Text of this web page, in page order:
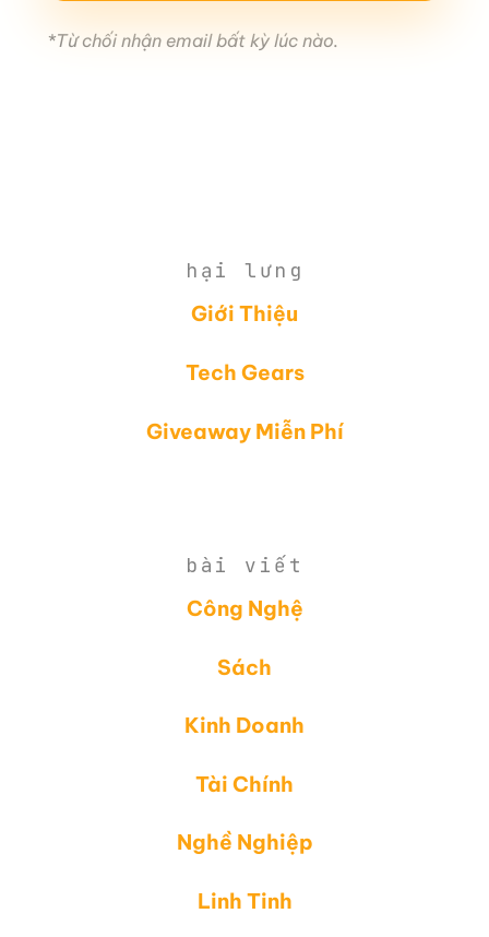
*Từ chối nhận email bất kỳ lúc nào.
hại lưng
Giới Thiệu
Tech Gears
Giveaway Miễn Phí
bài viết
Công Nghệ
Sách
Kinh Doanh
Tài Chính
Nghề Nghiệp
Linh Tinh